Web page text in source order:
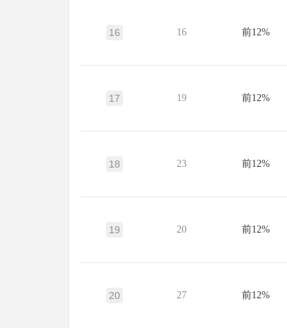
16 16 前12%
17 19 前12%
18 23 前12%
19 20 前12%
20 27 前12%